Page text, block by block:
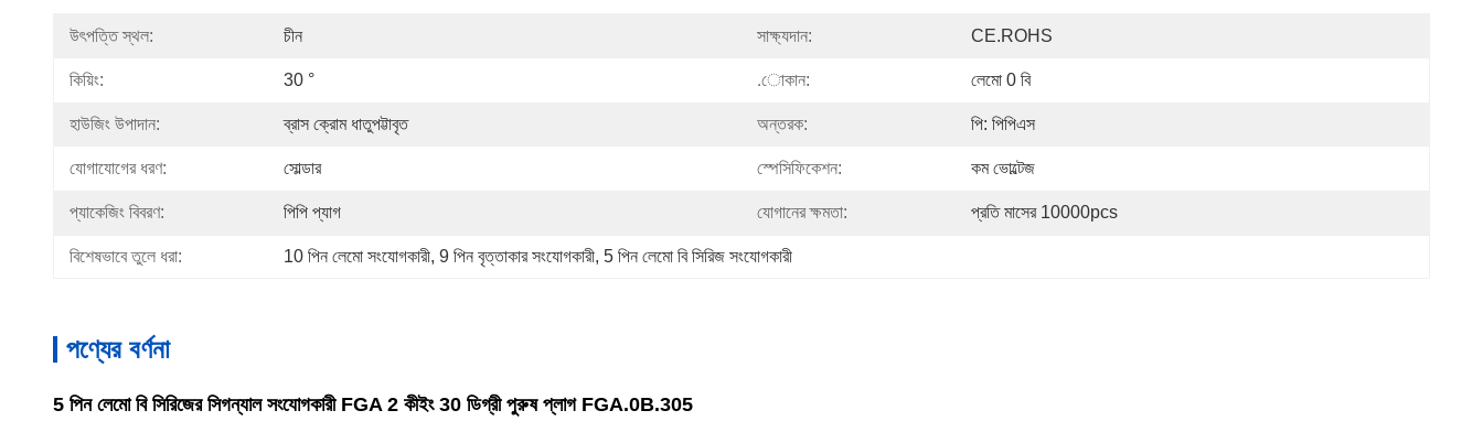
উৎপত্তি স্থল: চীন সাক্ষ্যদান: CE.ROHS
কিয়িং: 30 ° .োকান: লেমো 0 বি
হাউজিং উপাদান: ব্রাস ক্রোম ধাতুপট্টাবৃত অন্তরক: পি: পিপিএস
যোগাযোগের ধরণ: সোল্ডার স্পেসিফিকেশন: কম ভোল্টেজ
প্যাকেজিং বিবরণ: পিপি প্যাগ যোগানের ক্ষমতা: প্রতি মাসের 10000pcs
বিশেষভাবে তুলে ধরা: 10 পিন লেমো সংযোগকারী, 9 পিন বৃত্তাকার সংযোগকারী, 5 পিন লেমো বি সিরিজ সংযোগকারী
পণ্যের বর্ণনা
5 পিন লেমো বি সিরিজের সিগন্যাল সংযোগকারী FGA 2 কীইং 30 ডিগ্রী পুরুষ প্লাগ FGA.0B.305